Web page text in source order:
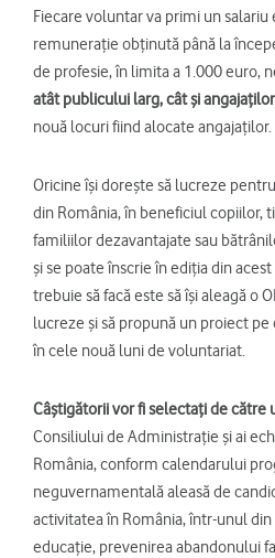
Fiecare voluntar va primi un salariu
remunerație obținută până la
de profesie, în limita a 1.000 euro,
atât publicului larg, cât și
nouă locuri fiind alocate angajaților.
Oricine își dorește să lucreze
din România, în beneficiul copiilor,
familiilor dezavantajate sau
și se poate înscrie în ediția din
trebuie să facă este să își aleagă o
lucreze și să propună un proiect pe
în cele nouă luni de voluntariat.
Câștigătorii vor fi selectați de către
Consiliului de Administrație și ai
România, conform calendarului
neguvernamentală aleasă de
activitatea în România, într-unul
educație, prevenirea abandonului